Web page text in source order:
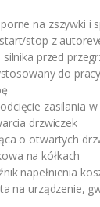
na zszywki i
stop z
silnika przed
do
zasilania
drzwiczek
o otwartych
na kółkach
napełnienia
na urządzenie,